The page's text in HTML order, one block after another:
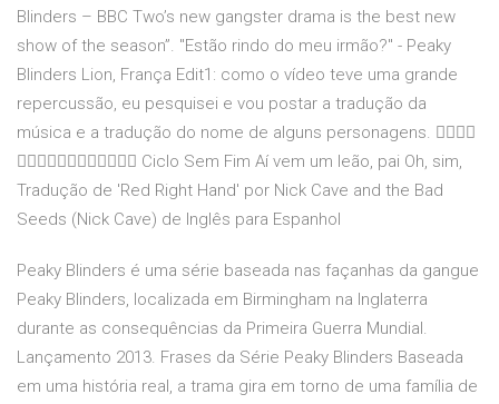
Blinders – BBC Two’s new gangster drama is the best new
show of the season”. "Estão rindo do meu irmão?" - Peaky
Blinders Lion, França Edit1: como o vídeo teve uma grande
repercussão, eu pesquisei e vou postar a tradução da
música e a tradução do nome de alguns personagens. 👇🏿👇🏿
👇🏿👇🏿👇🏿👇🏿👇🏿👇🏿 Ciclo Sem Fim Aí vem um leão, pai Oh, sim,
Tradução de 'Red Right Hand' por Nick Cave and the Bad
Seeds (Nick Cave) de Inglês para Espanhol
Peaky Blinders é uma série baseada nas façanhas da gangue
Peaky Blinders, localizada em Birmingham na Inglaterra
durante as consequências da Primeira Guerra Mundial.
Lançamento 2013. Frases da Série Peaky Blinders Baseada
em uma história real, a trama gira em torno de uma família de